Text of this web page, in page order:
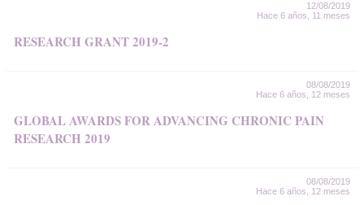
12/08/2019
Hace 6 años, 11 meses
RESEARCH GRANT 2019-2
08/08/2019
Hace 6 años, 12 meses
GLOBAL AWARDS FOR ADVANCING CHRONIC PAIN
RESEARCH 2019
08/08/2019
Hace 6 años, 12 meses